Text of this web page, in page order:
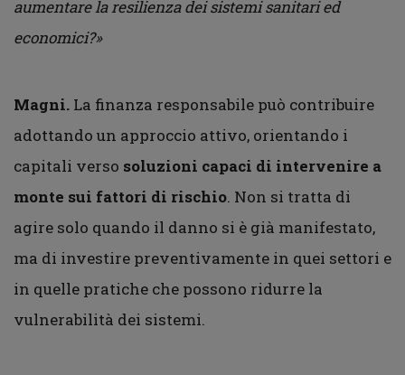
aumentare la resilienza dei sistemi sanitari ed
economici?»
Magni. La finanza responsabile può contribuire
adottando un approccio attivo, orientando i
capitali verso soluzioni capaci di intervenire a
monte sui fattori di rischio. Non si tratta di
agire solo quando il danno si è già manifestato,
ma di investire preventivamente in quei settori e
in quelle pratiche che possono ridurre la
vulnerabilità dei sistemi.